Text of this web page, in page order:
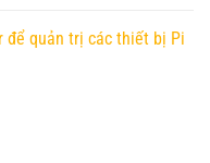
để quản trị các thiết bị Pi